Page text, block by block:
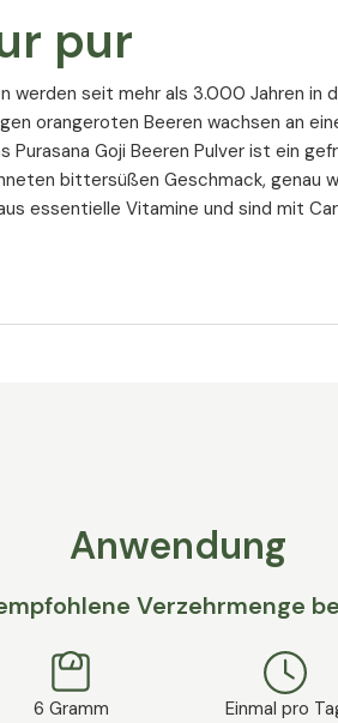
pur
werden seit mehr als 3.000 Jahren in
orangeroten Beeren wachsen an
Purasana Goji Beeren Pulver ist ein
bittersüßen Geschmack, genau
essentielle Vitamine und sind mit
Anwendung
Verzehrmenge
6 Gramm Einmal pro